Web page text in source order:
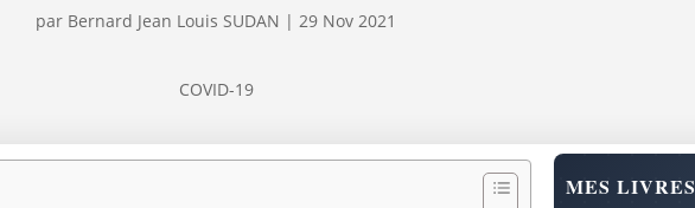
par Bernard Jean Louis SUDAN | 29 Nov 2021
COVID-19
MES LIVRES